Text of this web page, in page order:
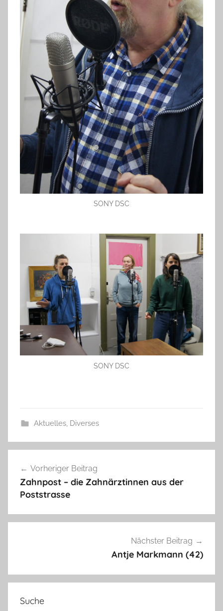
SONY DSC
SONY DSC
Aktuelles, Diverses
Vorheriger Beitrag
Zahnpost – die Zahnärztinnen aus der
Poststrasse
Nächster Beitrag
Antje Markmann (42)
Suche